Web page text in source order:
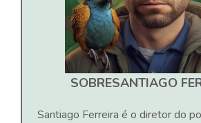
SOBRESANTIAGO
Santiago Ferreira é o diretor do